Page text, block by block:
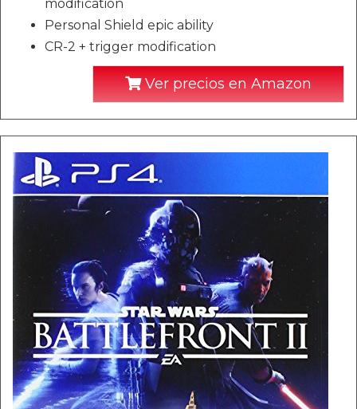
modification
Personal Shield epic ability
CR-2 + trigger modification
Ver precios en Amazon